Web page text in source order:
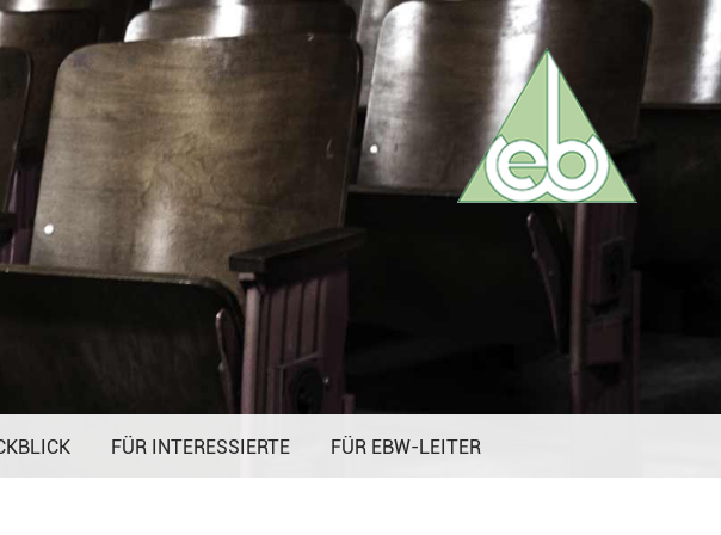
FÜR INTERESSIERTE FÜR EBW-LEITER